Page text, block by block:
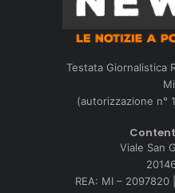
Testata Giornalistica
(autorizzazione n°
Content
Viale San
REA: MI – 2097820